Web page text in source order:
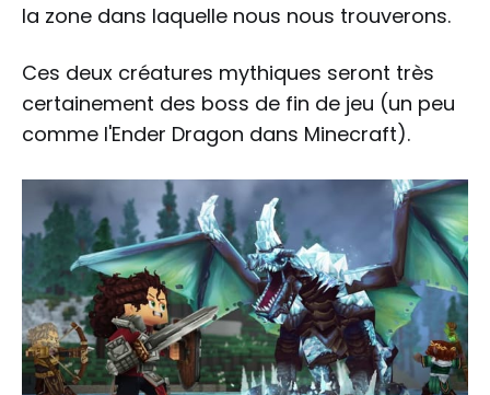
la zone dans laquelle nous nous trouverons.
Ces deux créatures mythiques seront très
certainement des boss de fin de jeu (un peu
comme l'Ender Dragon dans Minecraft).